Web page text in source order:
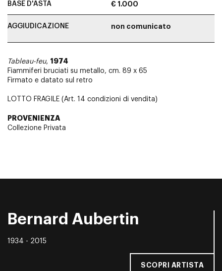
BASE D'ASTA € 1.000
AGGIUDICAZIONE non comunicato
Tableau-feu, 1974
Fiammiferi bruciati su metallo, cm. 89 x 65
Firmato e datato sul retro
LOTTO FRAGILE (Art. 14 condizioni di vendita)
PROVENIENZA
Collezione Privata
Bernard Aubertin
1934 - 2015
SCOPRI ARTISTA